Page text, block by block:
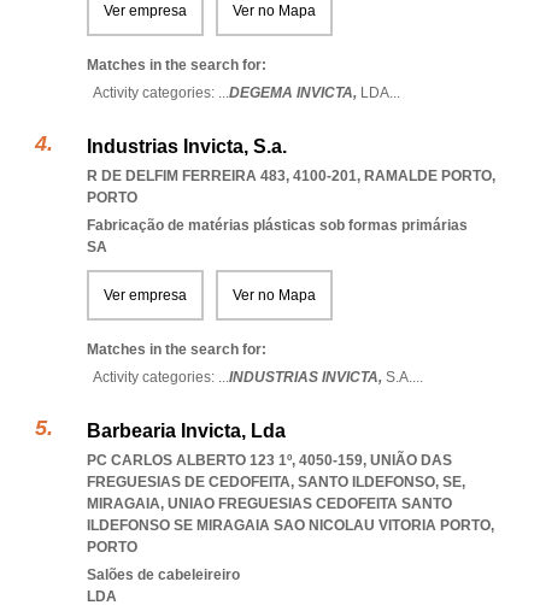
Ver empresa Ver no Mapa
Matches in the search for:
Activity categories: ...DEGEMA INVICTA, LDA...
Industrias Invicta, S.a.
R DE DELFIM FERREIRA 483, 4100-201, RAMALDE PORTO,
PORTO
Fabricação de matérias plásticas sob formas primárias
SA
Ver empresa Ver no Mapa
Matches in the search for:
Activity categories: ...INDUSTRIAS INVICTA, S.A....
Barbearia Invicta, Lda
PC CARLOS ALBERTO 123 1º, 4050-159, UNIÃO DAS
FREGUESIAS DE CEDOFEITA, SANTO ILDEFONSO, SE,
MIRAGAIA, UNIAO FREGUESIAS CEDOFEITA SANTO
ILDEFONSO SE MIRAGAIA SAO NICOLAU VITORIA PORTO,
PORTO
Salões de cabeleireiro
LDA